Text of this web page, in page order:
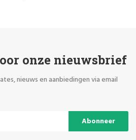
onze nieuwsbrief
nieuws en aanbiedingen via email
Abonneer